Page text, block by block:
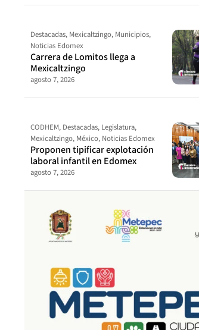
Destacadas, Mexicaltzingo, Municipios,
Noticias Edomex
Carrera de Lomitos llega a
Mexicaltzingo
agosto 7, 2026
CODHEM, Destacadas, Legislatura,
Mexicaltzingo, México, Noticias Edomex
Proponen tipificar explotación
laboral infantil en Edomex
agosto 7, 2026